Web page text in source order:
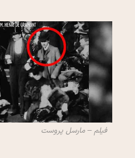
فیلم – مارسل پروست